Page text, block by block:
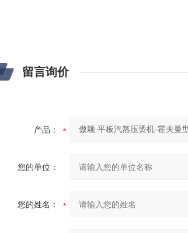
留言询价
产品：
您的单位：
您的姓名：